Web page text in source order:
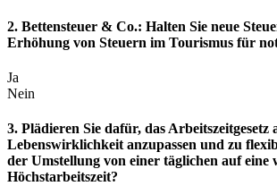
2. Bettensteuer & Co.: Halten Sie neue
Erhöhung von Steuern im Tourismus für
Ja
Nein
3. Plädieren Sie dafür, das Arbeitszeitgesetz
Lebenswirklichkeit anzupassen und zu
der Umstellung von einer täglichen auf eine
Höchstarbeitszeit?